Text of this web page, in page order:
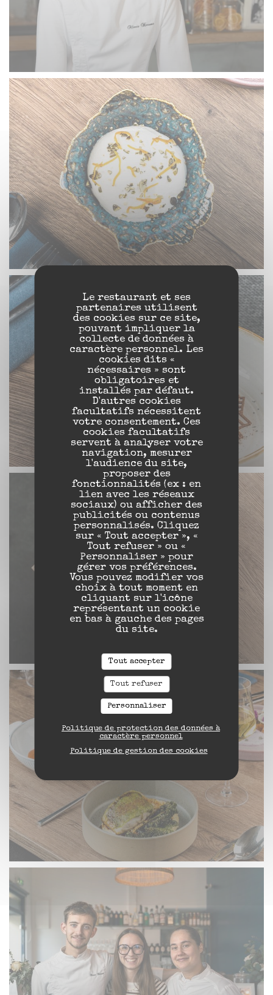
Le restaurant et ses
partenaires utilisent
des cookies sur ce site,
pouvant impliquer la
collecte de données à
caractère personnel. Les
cookies dits «
nécessaires » sont
obligatoires et
installés par défaut.
D'autres cookies
facultatifs nécessitent
votre consentement. Ces
cookies facultatifs
servent à analyser votre
navigation, mesurer
l'audience du site,
proposer des
fonctionnalités (ex : en
lien avec les réseaux
sociaux) ou afficher des
publicités ou contenus
personnalisés. Cliquez
sur « Tout accepter », «
Tout refuser » ou «
Personnaliser » pour
gérer vos préférences.
Vous pouvez modifier vos
choix à tout moment en
cliquant sur l'icône
représentant un cookie
en bas à gauche des pages
du site.
Tout accepter
Tout refuser
Personnaliser
Politique de protection des données à
caractère personnel
Politique de gestion des cookies